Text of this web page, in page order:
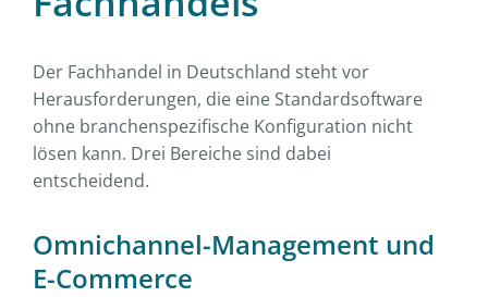
Der Fachhandel in Deutschland steht vor
Herausforderungen, die eine Standardsoftware
ohne branchenspezifische Konfiguration nicht
lösen kann. Drei Bereiche sind dabei
entscheidend.
Omnichannel-Management und
E-Commerce